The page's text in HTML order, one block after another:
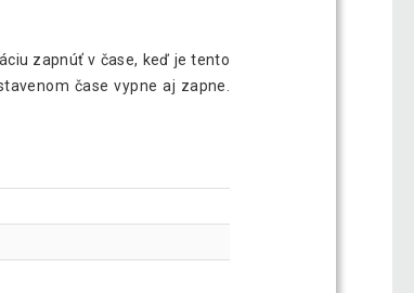
zapnúť v čase, keď je tento
čase vypne aj zapne.